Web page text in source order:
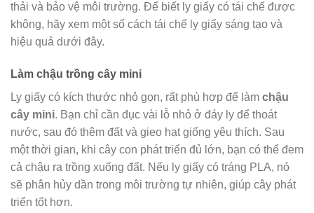
thải và bảo vệ môi trường. Để biết ly giấy có tái chế được
không, hãy xem một số cách tái chế ly giấy sáng tạo và
hiệu quả dưới đây.
Làm chậu trồng cây mini
Ly giấy có kích thước nhỏ gọn, rất phù hợp để làm chậu
cây mini. Bạn chỉ cần đục vài lỗ nhỏ ở đáy ly để thoát
nước, sau đó thêm đất và gieo hạt giống yêu thích. Sau
một thời gian, khi cây con phát triển đủ lớn, bạn có thể đem
cả chậu ra trồng xuống đất. Nếu ly giấy có tráng PLA, nó
sẽ phân hủy dần trong môi trường tự nhiên, giúp cây phát
triển tốt hơn.